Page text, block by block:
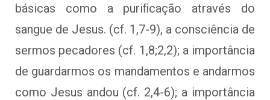
básicas como a puriﬁcação através do
sangue de Jesus. (cf. 1,7-9), a consciência de
sermos pecadores (cf. 1,8;2,2); a importância
de guardarmos os mandamentos e andarmos
como Jesus andou (cf. 2,4-6); a importância